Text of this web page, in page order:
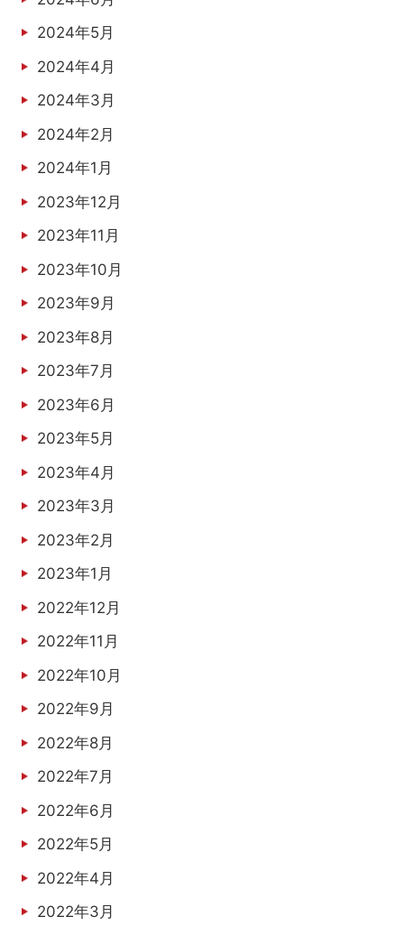
2024年5月
2024年4月
2024年3月
2024年2月
2024年1月
2023年12月
2023年11月
2023年10月
2023年9月
2023年8月
2023年7月
2023年6月
2023年5月
2023年4月
2023年3月
2023年2月
2023年1月
2022年12月
2022年11月
2022年10月
2022年9月
2022年8月
2022年7月
2022年6月
2022年5月
2022年4月
2022年3月